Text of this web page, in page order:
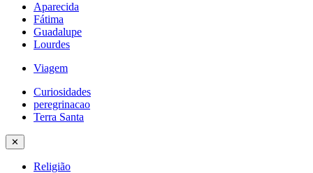
Aparecida
Fátima
Guadalupe
Lourdes
Viagem
Curiosidades
peregrinacao
Terra Santa
✕
Religião